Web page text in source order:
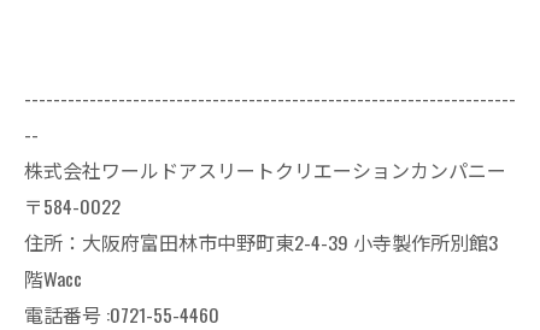
--------------------------------------------------------------------
--
株式会社ワールドアスリートクリエーションカンパニー
〒584-0022
住所：大阪府富田林市中野町東2-4-39 小寺製作所別館3
階Wacc
電話番号 :0721-55-4460